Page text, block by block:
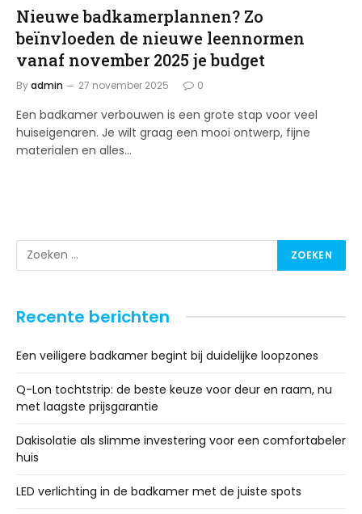
Nieuwe badkamerplannen? Zo
beïnvloeden de nieuwe leennormen
vanaf november 2025 je budget
Byadmin 27 november 2025 0
Een badkamer verbouwen is een grote stap voor veel
huiseigenaren. Je wilt graag een mooi ontwerp, fijne
materialen en alles…
Recente berichten
Een veiligere badkamer begint bij duidelijke loopzones
Q-Lon tochtstrip: de beste keuze voor deur en raam, nu
met laagste prijsgarantie
Dakisolatie als slimme investering voor een comfortabeler
huis
LED verlichting in de badkamer met de juiste spots